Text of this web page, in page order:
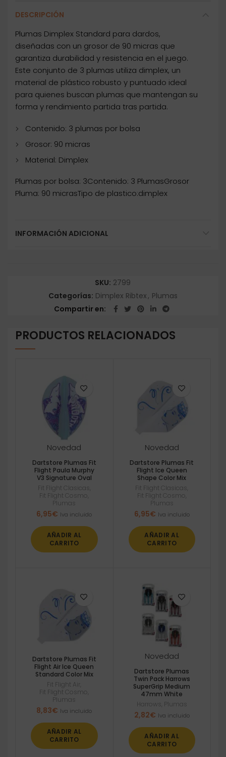
DESCRIPCIÓN
Plumas Dimplex Standard para dardos,
diseñadas con un grosor de 90 micras que
garantiza durabilidad y resistencia en el juego.
Este conjunto de 3 plumas utiliza dimplex, un
material de plástico robusto y puntuado ideal
para quienes buscan plumas que mantengan su
forma y rendimiento partida tras partida.
Contenido: 3 plumas por bolsa
Grosor: 90 micras
Material: Dimplex
Plumas por bolsa: 3Contenido: 3 PlumasGrosor
Pluma: 90 micrasTipo de plastico:dimplex
INFORMACIÓN ADICIONAL
SKU: 2799
Categorías: Dimplex Ribtex, Plumas
Compartir en
PRODUCTOS RELACIONADOS
Novedad
Dartstore Plumas Fit
Flight Paula Murphy
V3 Signature Oval
Fit Flight Clasicas
Fit Flight Cosmo
Plumas
6,95€ Iva incluido
AÑADIR AL
CARRITO
Novedad
Dartstore Plumas Fit
Flight Ice Queen
Shape Color Mix
Fit Flight Clasicas
Fit Flight Cosmo
Plumas
6,95€ Iva incluido
AÑADIR AL
CARRITO
Dartstore Plumas Fit
Flight Air Ice Queen
Standard Color Mix
Fit Flight Air
Fit Flight Cosmo
Plumas
8,83€ Iva incluido
AÑADIR AL
CARRITO
Novedad
Dartstore Plumas
Twin Pack Harrows
SuperGrip Medium
47mm White
Harrows Plumas
2,82€ Iva incluido
AÑADIR AL
CARRITO